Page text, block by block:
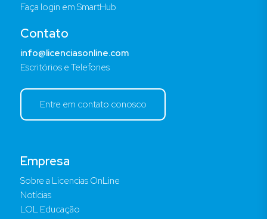
Empresa
Sobre a Licencias OnLine
Notícias
LOL Educação
Faça login em SmartHub
Contato
info@licenciasonline.com
Escritórios e Telefones
Entre em contato conosco